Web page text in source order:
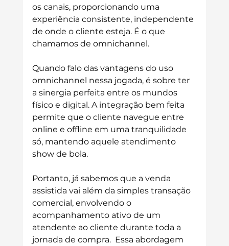
os canais, proporcionando uma
experiência consistente, independente
de onde o cliente esteja. É o que
chamamos de omnichannel.
Quando falo das vantagens do uso
omnichannel nessa jogada, é sobre ter
a sinergia perfeita entre os mundos
físico e digital. A integração bem feita
permite que o cliente navegue entre
online e offline em uma tranquilidade
só, mantendo aquele atendimento
show de bola.
Portanto, já sabemos que a venda
assistida vai além da simples transação
comercial, envolvendo o
acompanhamento ativo de um
atendente ao cliente durante toda a
jornada de compra.  Essa abordagem